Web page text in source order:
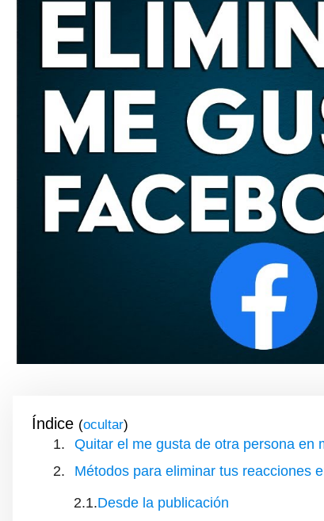
Índice ( )
Quitar el me gusta de otra persona en
Métodos para eliminar tus reacciones
Desde la publicación